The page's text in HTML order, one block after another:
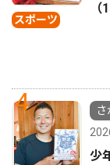
スポーツ
（
4
少